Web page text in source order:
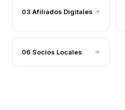
03 Afiliados Digitales
06 Socios Locales